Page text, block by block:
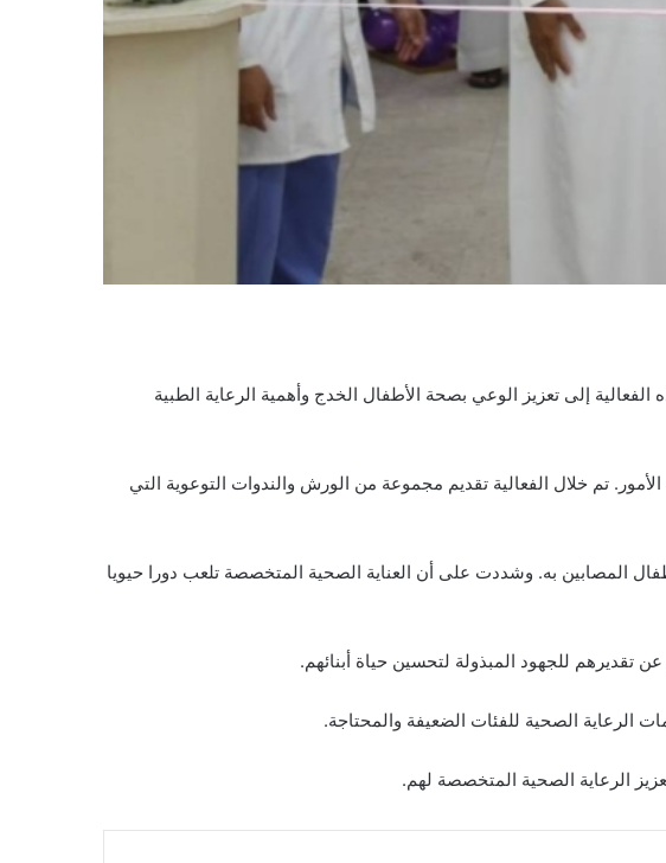
إلى تعزيز الوعي بصحة الأطفال الخدج وأهمية الرعاية الطبية
تم خلال الفعالية تقديم مجموعة من الورش والندوات التوعوية التي
المصابين به. وشددت على أن العناية الصحية المتخصصة تلعب دورا حيويا
تقديرهم للجهود المبذولة لتحسين حياة أبنائهم.
الرعاية الصحية للفئات الضعيفة والمحتاجة.
الرعاية الصحية المتخصصة لهم.